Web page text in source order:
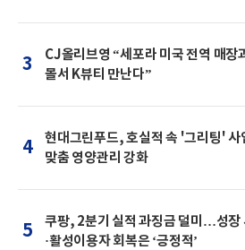
3
CJ올리브영 “세포라 미국 전역 매장
몰서 K뷰티 만난다”
4
현대그린푸드, 호실적 속 '그리팅'
맞춤 영양관리 강화
5
쿠팡, 2분기 실적 과징금 덜미…성장
·활성이용자 회복은 ‘긍정적’